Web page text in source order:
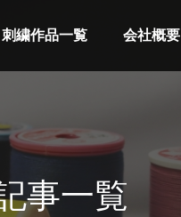
繍作品一覧 会社概要
事一覧